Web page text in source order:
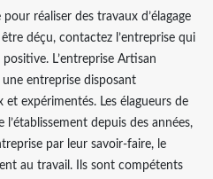
réaliser des travaux d’élagage
déçu, contactez l’entreprise qui
L’entreprise Artisan
entreprise disposant
et expérimentés. Les élagueurs de
l’établissement depuis des années,
par leur savoir-faire, le
au travail. Ils sont compétents